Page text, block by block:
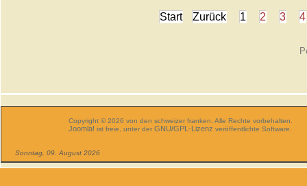
Start Zurück 1 2 3 4
Copyright © 2026 von den schweizer franken. Alle Rechte vorbehalten.
Joomla! ist freie, unter der GNU/GPL-Lizenz veröffentlichte Software.
Sonntag, 09. August 2026